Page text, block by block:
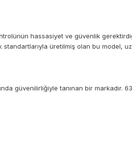
hassasiyet ve güvenlik
üretilmiş olan bu model,
güvenilirliğiyle tanınan bir